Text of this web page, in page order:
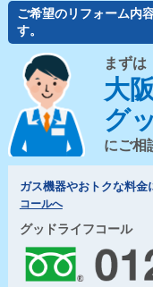
ご希望のリフォーム内
す。
まずは
大
グ
にご相
ガス機器やおトクな料金
コールへ
グッドライフコール